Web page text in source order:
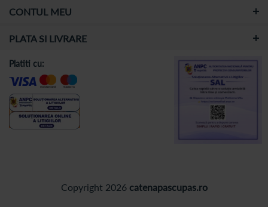
CONTUL MEU
PLATA SI LIVRARE
Copyright 2026 catenapascupas.ro
Platiti cu: